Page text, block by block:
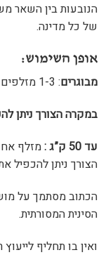
הנובעות בין השאר
של כל מדינה.
אופן השימוש:
מבוגרים: 1-3 מזלפים עם מים, 3 פעמים ביום.
במקרה הצורך ניתן
עד 50 ק”ג :
הצורך ניתן להכפיל
הכתוב מסתמך על
הסינית המסורתית.
ואין בו תחליף